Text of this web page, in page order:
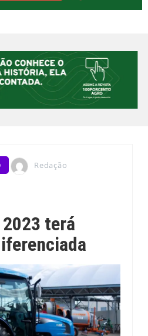
Redação
terá